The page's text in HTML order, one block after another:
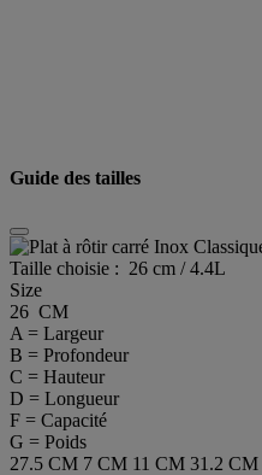
Guide des tailles
Taille choisie : 26 cm / 4.4L
Size
26 CM
A = Largeur
B = Profondeur
C = Hauteur
D = Longueur
F = Capacité
G = Poids
27.5 CM 7 CM 11 CM 31.2 CM